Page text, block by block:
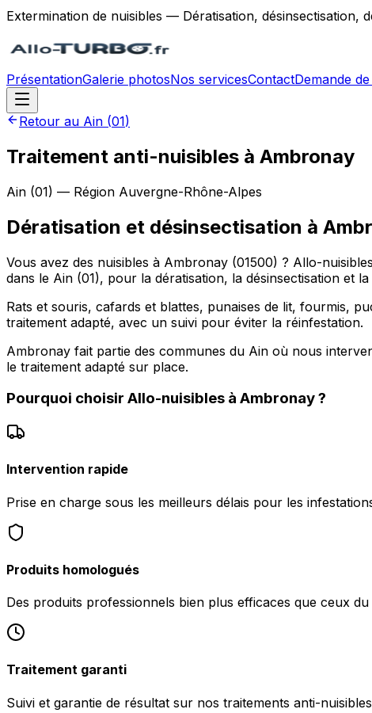
Extermination de nuisibles — Dératisation, désinsectisation,
PrésentationGalerie photosNos servicesContactDemande
Retour au Ain (01)
Traitement anti-nuisibles à Ambronay
Ain (01) — Région Auvergne-Rhône-Alpes
Dératisation et désinsectisation à
Vous avez des nuisibles à Ambronay (01500) ? Allo-
dans le Ain (01), pour la dératisation, la désinsectisation et
Rats et souris, cafards et blattes, punaises de lit, fourmis,
traitement adapté, avec un suivi pour éviter la réinfestation.
Ambronay fait partie des communes du Ain où nous
le traitement adapté sur place.
Pourquoi choisir Allo-nuisibles à Ambronay?
Intervention rapide
Prise en charge sous les meilleurs délais pour les
Produits homologués
Des produits professionnels bien plus efficaces que ceux
Traitement garanti
Suivi et garantie de résultat sur nos traitements anti-